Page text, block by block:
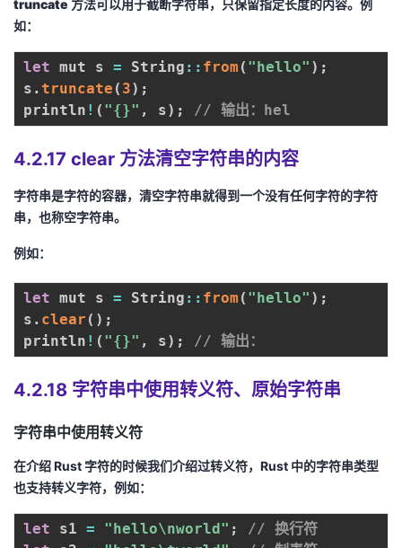
truncate 方法可以用于截断字符串，只保留指定长度的内容。例
如：
let mut s = String : : from ( "hello" ) ;
s . truncate ( 3) ;
println ! ( "{}" , s) ; // 输出：hel
4.2.17 clear 方法清空字符串的内容
字符串是字符的容器，清空字符串就得到一个没有任何字符的字符
串，也称空字符串。
例如：
let mut s = String : : from ( "hello" ) ;
s . clear ( ) ;
println ! ( "{}" , s) ; // 输出：
4.2.18 字符串中使用转义符、原始字符串
字符串中使用转义符
在介绍Rust 字符的时候我们介绍过转义符， Rust 中的字符串类型
也支持转义字符，例如：
let s1 = "hello\nworld" ;
// 换行符